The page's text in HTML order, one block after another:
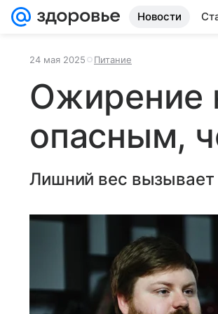
Новости
24 мая 2025 Питание
Ожирение
опасным,
Лишний вес вызывает